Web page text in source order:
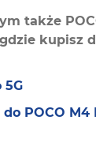
także
kupisz
5G
POCO M4